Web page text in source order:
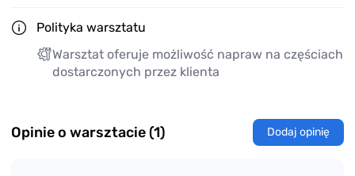
Polityka warsztatu
Warsztat oferuje możliwość napraw na częściach
dostarczonych przez klienta
Opinie o warsztacie (1) Dodaj opinię